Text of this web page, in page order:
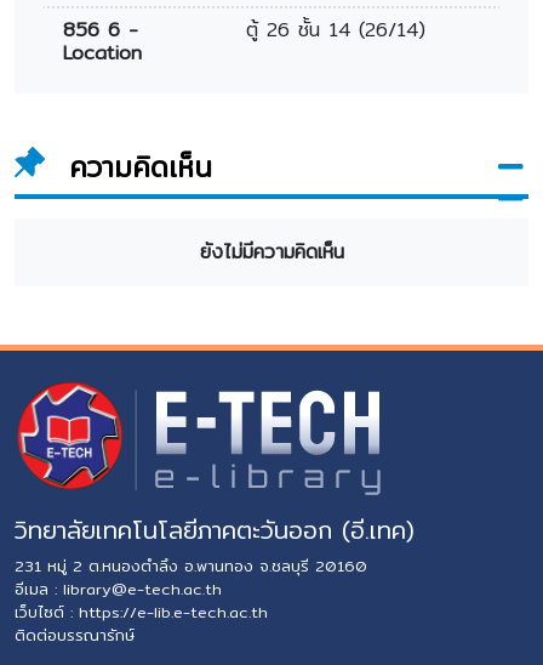
856 6 -
Location
ตู้ 26 ชั้น 14 (26/14)
ความคิดเห็น
ยังไม่มีความคิดเห็น
วิทยาลัยเทคโนโลยีภาคตะวันออก (อี.เทค)
231 หมู่ 2 ต.หนองตำลึง อ.พานทอง จ.ชลบุรี 20160
อีเมล : library@e-tech.ac.th
เว็บไซต์ : https://e-lib.e-tech.ac.th
ติดต่อบรรณารักษ์